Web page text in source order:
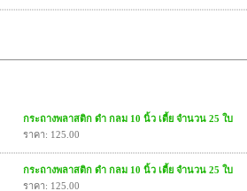
กระถางพลาสติก ดำ กลม 10 นิ้ว เตี้ย จำนวน 25 ใบ
ราคา: 125.00
กระถางพลาสติก ดำ กลม 10 นิ้ว เตี้ย จำนวน 25 ใบ
ราคา: 125.00